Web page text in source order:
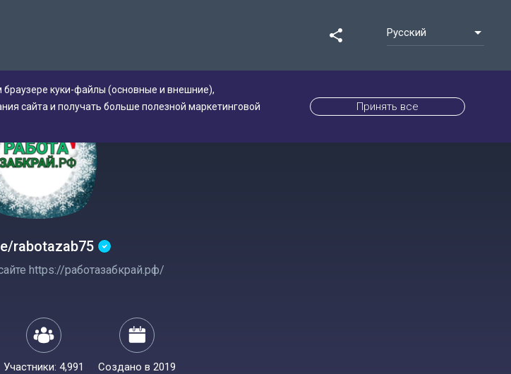
share Русский
куки-файлы (основные и внешние),
сайта и получать больше полезной маркетинговой
Принять все
rabotazab75
https://работазабкрай.рф/
Участники: 4,991 Создано в 2019